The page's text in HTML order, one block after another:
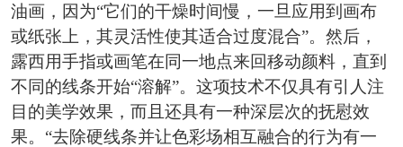
油画，因为“它们的干燥时间慢，一旦应用到画布
或纸张上，其灵活性使其适合过度混合”。然后，
露西用手指或画笔在同一地点来回移动颜料，直到
不同的线条开始“溶解”。这项技术不仅具有引人注
目的美学效果，而且还具有一种深层次的抚慰效
果。“去除硬线条并让色彩场相互融合的行为有一